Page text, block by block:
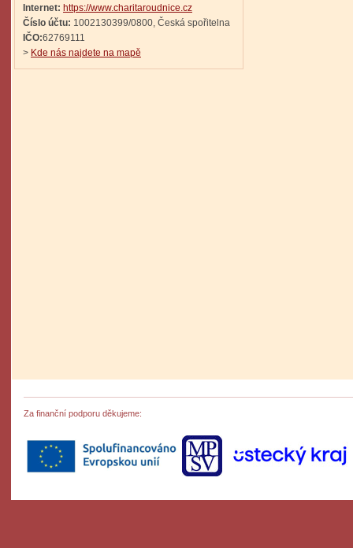
Internet: https://www.charitaroudnice.cz
Číslo účtu: 1002130399/0800, Česká spořitelna
IČO:62769111
> Kde nás najdete na mapě
Za finanční podporu děkujeme: